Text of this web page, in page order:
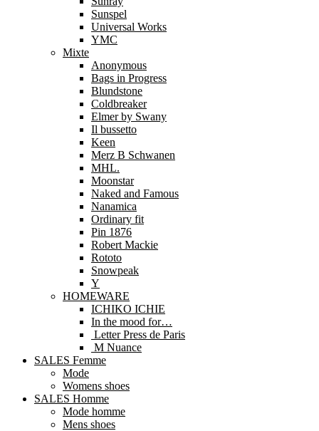
Sunspel
Universal Works
YMC
Mixte
Anonymous
Bags in Progress
Blundstone
Coldbreaker
Elmer by Swany
Il bussetto
Keen
Merz B Schwanen
MHL.
Moonstar
Naked and Famous
Nanamica
Ordinary fit
Pin 1876
Robert Mackie
Rototo
Snowpeak
Y
HOMEWARE
ICHIKO ICHIE
In the mood for…
Letter Press de Paris
M Nuance
SALES Femme
Mode
Womens shoes
SALES Homme
Mode homme
Mens shoes